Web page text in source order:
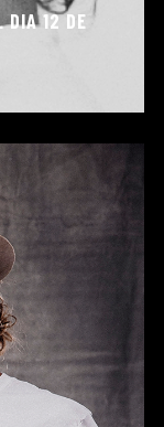
DIA 12 DE